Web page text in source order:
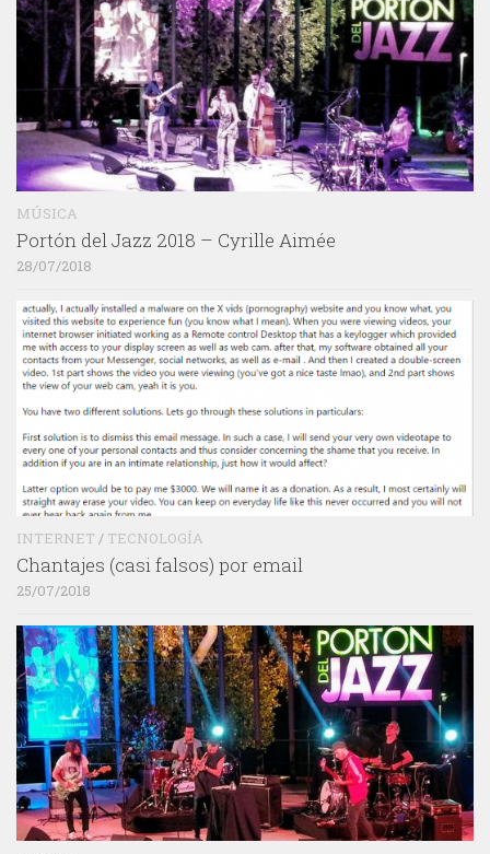
MÚSICA
Portón del Jazz 2018 – Cyrille Aimée
28/07/2018
INTERNET / TECNOLOGÍA
Chantajes (casi falsos) por email
25/07/2018